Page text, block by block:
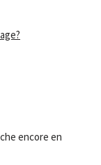
encore en